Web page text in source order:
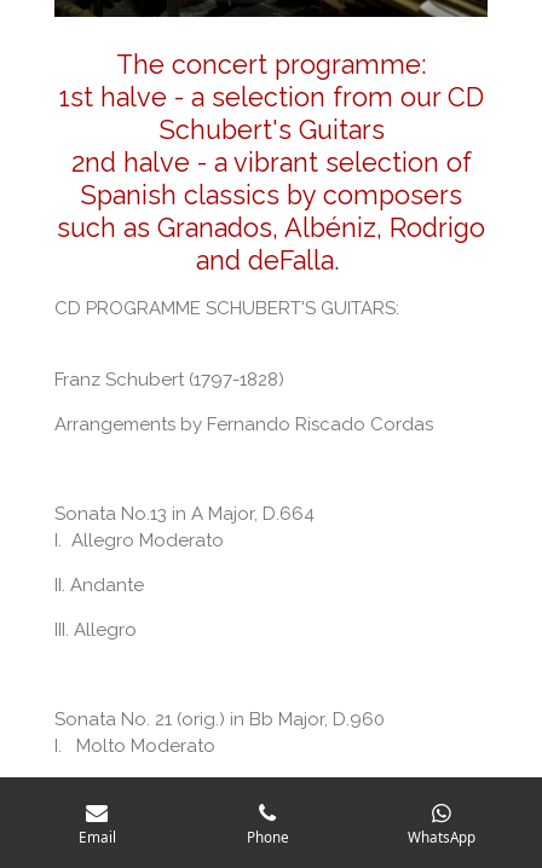
The concert programme:
1st halve - a selection from our CD
Schubert's Guitars
2nd halve - a vibrant selection of
Spanish classics by composers
such as Granados, Albéniz, Rodrigo
and deFalla.
CD PROGRAMME SCHUBERT'S GUITARS:
Franz Schubert (1797-1828)
Arrangements by Fernando Riscado Cordas
Sonata No.13 in A Major, D.664
I. Allegro Moderato
II. Andante
III. Allegro
Sonata No. 21 (orig.) in Bb Major, D.960
I. Molto Moderato
III. Scherzo, Allegro vivace con delicatezza
Email Phone WhatsApp